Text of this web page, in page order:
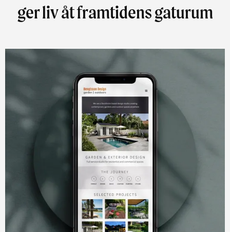
ger liv åt framtidens gaturum